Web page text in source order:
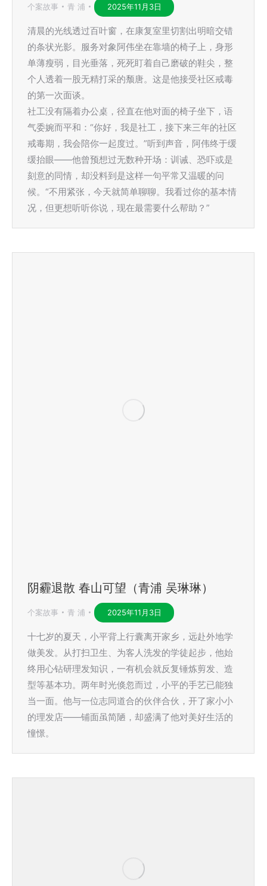
个案故事 青 浦 2025年11月3日
清晨的光线透过百叶窗，在康复室里切割出明暗交错
的条状光影。服务对象阿伟坐在靠墙的椅子上，身形
单薄瘦弱，目光垂落，死死盯着自己磨破的鞋尖，整
个人透着一股无精打采的颓唐。这是他接受社区戒毒
的第一次面谈。
社工没有隔着办公桌，径直在他对面的椅子坐下，语
气委婉而平和：“你好，我是社工，接下来三年的社区
戒毒期，我会陪你一起度过。”听到声音，阿伟终于缓
缓抬眼——他曾预想过无数种开场：训诫、恐吓或是
刻意的同情，却没料到是这样一句平常又温暖的问
候。“不用紧张，今天就简单聊聊。我看过你的基本情
况，但更想听听你说，现在最需要什么帮助？”
阴霾退散 春山可望（青浦 吴琳琳）
个案故事 青 浦 2025年11月3日
十七岁的夏天，小平背上行囊离开家乡，远赴外地学
做美发。从打扫卫生、为客人洗发的学徒起步，他始
终用心钻研理发知识，一有机会就反复锤炼剪发、造
型等基本功。两年时光倏忽而过，小平的手艺已能独
当一面。他与一位志同道合的伙伴合伙，开了家小小
的理发店——铺面虽简陋，却盛满了他对美好生活的
憧憬。